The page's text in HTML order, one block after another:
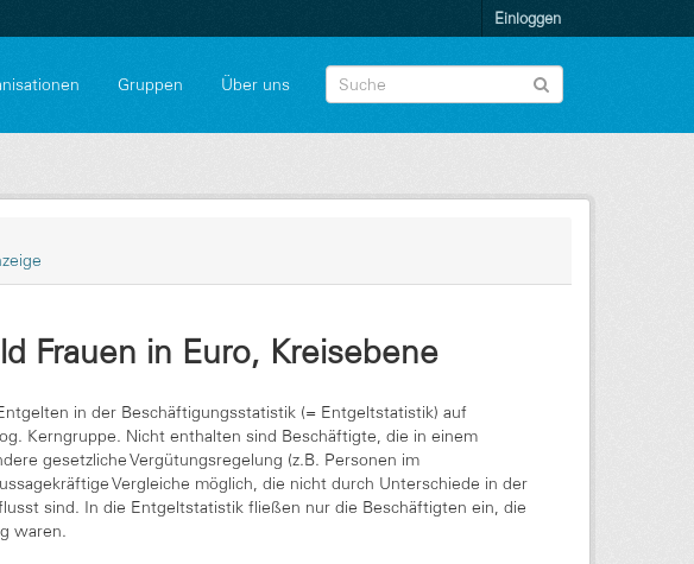
Einloggen
Gruppen Über uns
Frauen in Euro, Kreisebene
in der Beschäftigungsstatistik (= Entgeltstatistik) auf
Kerngruppe. Nicht enthalten sind Beschäftigte, die in einem
gesetzliche Vergütungsregelung (z.B. Personen im
Vergleiche möglich, die nicht durch Unterschiede in der
sind. In die Entgeltstatistik fließen nur die Beschäftigten ein, die
waren.